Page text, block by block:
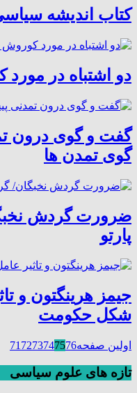
کتاب اندیشه
دو اشتباه در
گفت و گوی درون
گوی تمدن ها
ضرورت گردش
پارتو
جیمز هرینگتون و
شکل حکومت
اولین صفحه 71 7273747576
تازه های علوم سیاسی